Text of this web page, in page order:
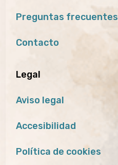
Preguntas frecuentes
Contacto
Legal
Aviso legal
Accesibilidad
Política de cookies